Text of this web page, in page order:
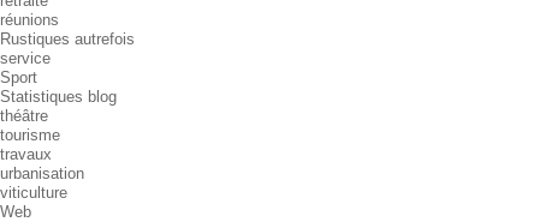
réunions
Rustiques autrefois
service
Sport
Statistiques blog
théâtre
tourisme
travaux
urbanisation
viticulture
Web